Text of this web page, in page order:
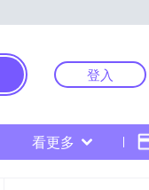
登入
看更多